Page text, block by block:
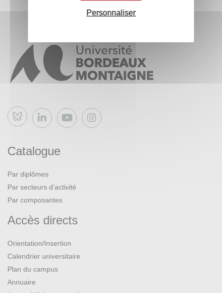
Bluesky
Catalogue
Par diplômes
Par secteurs d’activité
Par composantes
Accès directs
Orientation/Insertion
Calendrier universitaire
Plan du campus
Annuaire
Personnaliser